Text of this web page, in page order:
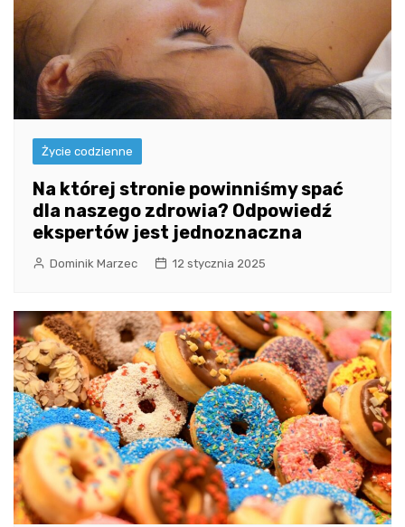
Życie codzienne
Na której stronie powinniśmy spać
dla naszego zdrowia? Odpowiedź
ekspertów jest jednoznaczna
Dominik Marzec 12 stycznia 2025